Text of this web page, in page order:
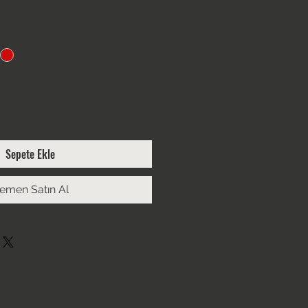
Sepete Ekle
Satın Al